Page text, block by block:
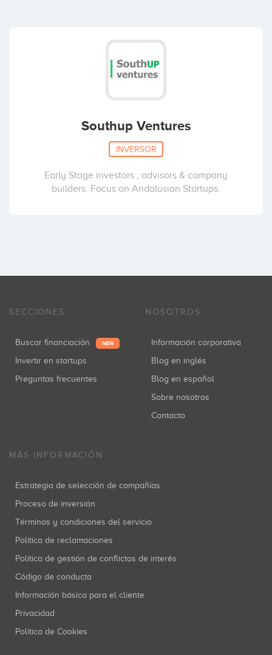
Southup Ventures
INVERSOR
Early Stage investors , advisors & company
builders. Focus on Andalusian Startups.
SECCIONES
Buscar financiación NEW
Invertir en startups
Preguntas frecuentes
NOSOTROS
Información corporativa
Blog en inglés
Blog en español
Sobre nosotros
Contacto
MÁS INFORMACIÓN
Estrategia de selección de compañías
Proceso de inversión
Términos y condiciones del servicio
Política de reclamaciones
Política de gestión de conflictos de interés
Código de conducta
Información básica para el cliente
Privacidad
Política de Cookies